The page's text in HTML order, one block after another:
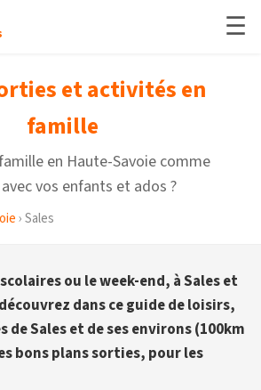
☰
et activités en
famille
en Haute-Savoie comme
vos enfants et ados ?
› Sales
ou le week-end, à Sales et
dans ce guide de loisirs,
Sales et de ses environs (100km
bons plans sorties, pour les